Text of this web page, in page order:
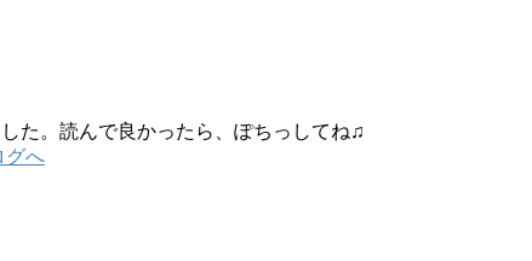
た。読んで良かったら、ぽちっしてね♫